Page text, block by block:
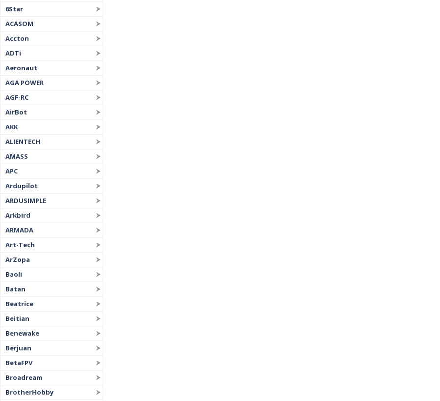
6Star
ACASOM
Accton
ADTi
Aeronaut
AGA POWER
AGF-RC
AirBot
AKK
ALIENTECH
AMASS
APC
Ardupilot
ARDUSIMPLE
Arkbird
ARMADA
Art-Tech
ArZopa
Baoli
Batan
Beatrice
Beitian
Benewake
Berjuan
BetaFPV
Broadream
BrotherHobby